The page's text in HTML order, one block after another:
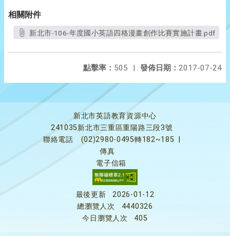
相關附件
新北市-106-年度國小英語四格漫畫創作比賽實施計畫.pdf
發佈日期： 2017-07-24
點擊率： 505 |
新北市英語教育資源中心
241035新北市三重區重陽路三段3號
聯絡電話
(02)2980-0495轉182~185
傳真
電子信箱
最後更新
2026-01-12
總瀏覽人次
4440326
今日瀏覽人次
405